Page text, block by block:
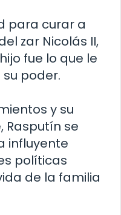
para curar a
zar Nicolás II,
fue lo que le
poder.
y su
Rasputín se
influyente
políticas
de la familia